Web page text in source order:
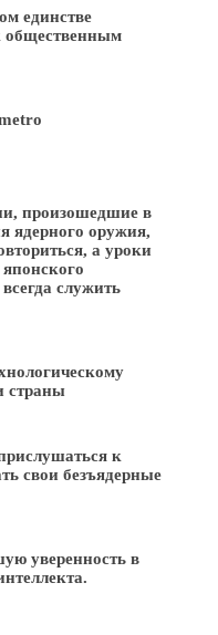
единстве
общественным
произошедшие в
ядерного оружия,
а уроки
служить
страны
к
свои безъядерные
уверенность в